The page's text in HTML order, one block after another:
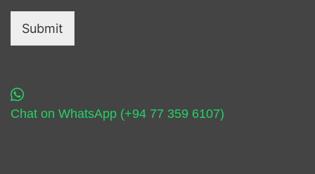
Submit
Chat on WhatsApp (+94 77 359 6107)